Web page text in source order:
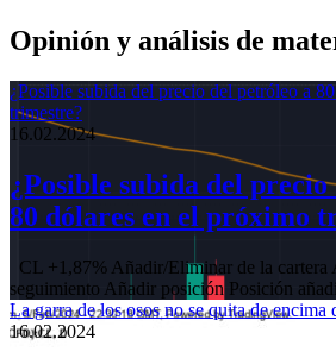
Opinión y análisis de
¿Posible subida del precio del petróleo a
trimestre?
16.02.2024
¿Posible subida del
80 dólares en el próximo
CL +1,87% Añadir/Eliminar de la cartera
seguimiento Añadir posición Posición
La garra de los osos no se quita de
16.02.2024